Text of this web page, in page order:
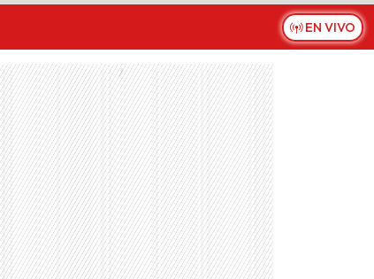
EN VIVO